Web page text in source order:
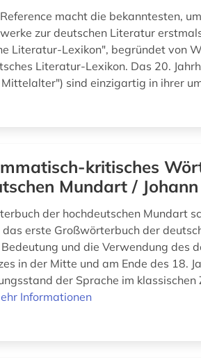
macht die bekanntesten,
zur deutschen Literatur
Literatur-Lexikon", begründet von
Literatur-Lexikon. Das 20.
sind einzigartig in ihrer
kritisches
Mundart /
der hochdeutschen Mundart
erste Großwörterbuch der
und die Verwendung des
in der Mitte und am Ende des 18.
der Sprache im
Informationen